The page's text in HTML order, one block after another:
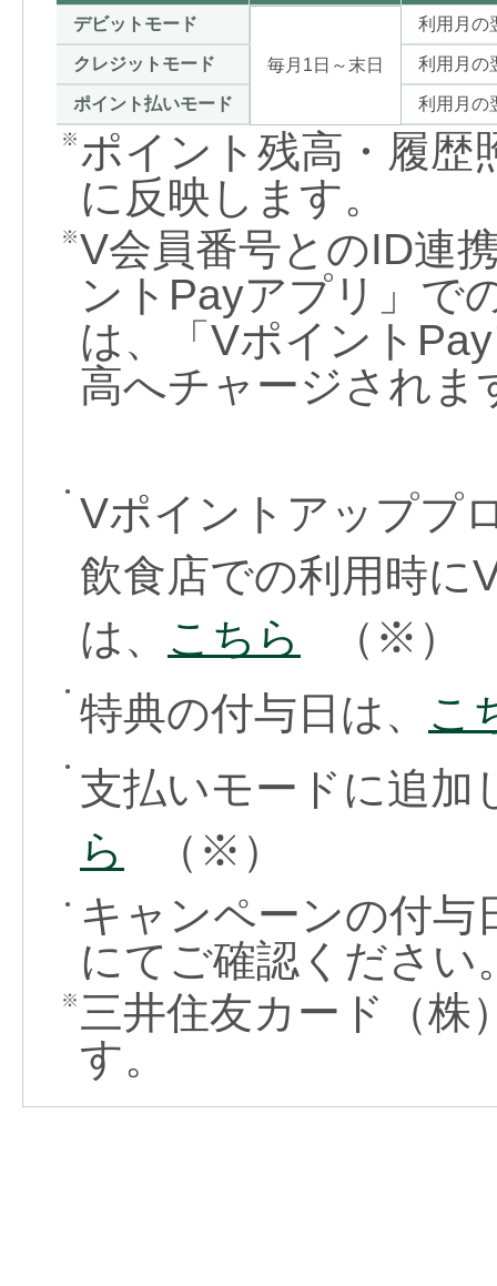
デビットモード
毎月1日～末日
利用月の
クレジットモード 利用月の
ポイント払いモード
利用月の
※ ポイント残高・履歴
に反映します。
※V会員番号とのID連
ントPayアプリ」で
は、「Vポイント
高へチャージされま
●
Vポイントアッププ
飲食店での利用時に
は、 こちら （※）
● 特典の付与日は、 こ
●
支払いモードに追加
ら
（※）
●
キャンペーンの付与
にてご確認ください
※ 三井住友カード（株
す。